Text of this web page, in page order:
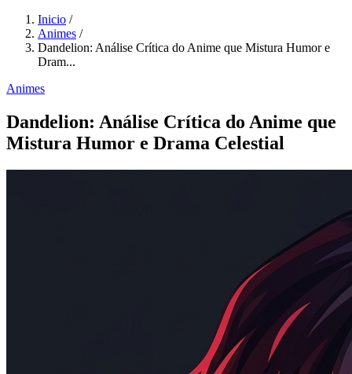
Inicio /
Animes /
Dandelion: Análise Crítica do Anime que Mistura Humor e
Dram...
Animes
Dandelion: Análise Crítica do Anime que
Mistura Humor e Drama Celestial